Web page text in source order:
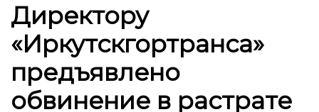
Директору
«Иркутскгортранса»
предъявлено
обвинение в растрате